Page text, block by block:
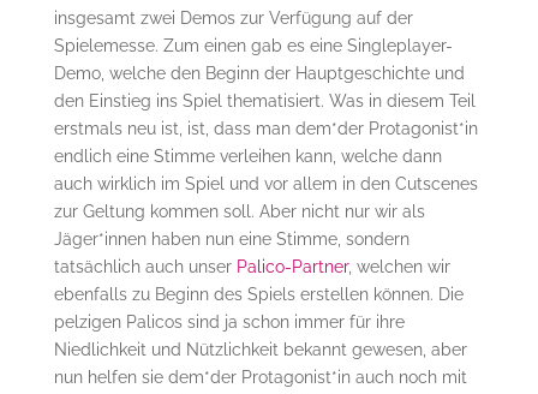
insgesamt zwei Demos zur Verfügung auf der
Spielemesse. Zum einen gab es eine Singleplayer-
Demo, welche den Beginn der Hauptgeschichte und
den Einstieg ins Spiel thematisiert. Was in diesem Teil
erstmals neu ist, ist, dass man dem*der Protagonist*in
endlich eine Stimme verleihen kann, welche dann
auch wirklich im Spiel und vor allem in den Cutscenes
zur Geltung kommen soll. Aber nicht nur wir als
Jäger*innen haben nun eine Stimme, sondern
tatsächlich auch unser Palico-Partner, welchen wir
ebenfalls zu Beginn des Spiels erstellen können. Die
pelzigen Palicos sind ja schon immer für ihre
Niedlichkeit und Nützlichkeit bekannt gewesen, aber
nun helfen sie dem*der Protagonist*in auch noch mit